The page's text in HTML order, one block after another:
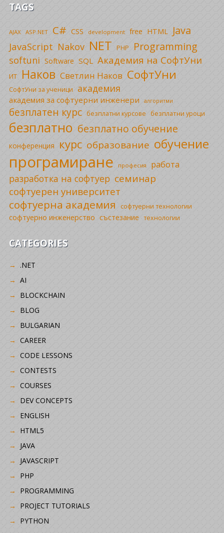
TAGS
AJAX ASP.NET C# CSS development free HTML Java
JavaScript Nakov NET PHP Programming
softuni Software SQL Академия на СофтУни
ИТ Наков Светлин Наков СофтУни
СофтУни за ученици академия
академия за софтуерни инженери алгоритми
безплатен курс безплатни курсове безплатни уроци
безплатно безплатно обучение
конференция курс образование обучение
програмиране професия работа
разработка на софтуер семинар
софтуерен университет
софтуерна академия софтуерни технологии
софтуерно инженерство състезание технологии
CATEGORIES
.NET
AI
BLOCKCHAIN
BLOG
BULGARIAN
CAREER
CODE LESSONS
CONTESTS
COURSES
DEV CONCEPTS
ENGLISH
HTML5
JAVA
JAVASCRIPT
PHP
PROGRAMMING
PROJECT TUTORIALS
PYTHON